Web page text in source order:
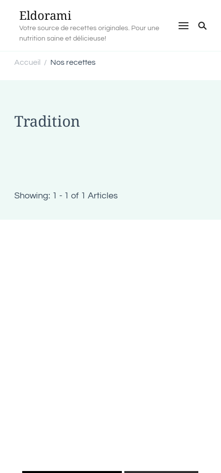
Eldorami
Votre source de recettes originales. Pour une
nutrition saine et délicieuse!
Accueil / Nos recettes
Tradition
Showing: 1 - 1 of 1 Articles